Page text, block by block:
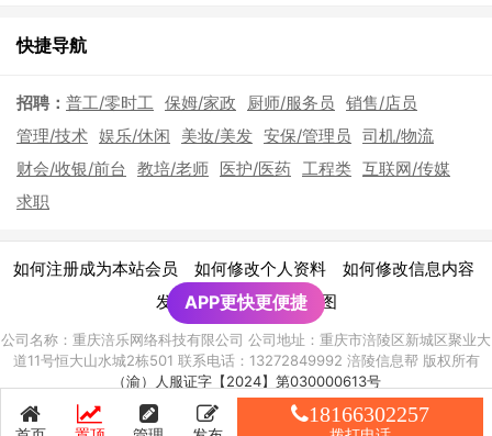
快捷导航
招聘： 普工/零时工 保姆/家政 厨师/服务员 销售/店员
管理/技术 娱乐/休闲 美妆/美发 安保/管理员 司机/物流
财会/收银/前台 教培/老师 医护/医药 工程类 互联网/传媒
求职
如何注册成为本站会员 如何修改个人资料 如何修改信息内容
发布广告须知 | 网站地图
公司名称：重庆涪乐网络科技有限公司 公司地址：重庆市涪陵区新城区聚业大
道11号恒大山水城2栋501 联系电话：13272849992 涪陵信息帮 版权所有
（渝）人服证字【2024】第030000613号
渝ICP备2021010928号-8
APP更快更便捷
18166302257